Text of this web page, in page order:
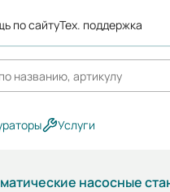
по сайтуТех. поддержка
Услуги
насосные